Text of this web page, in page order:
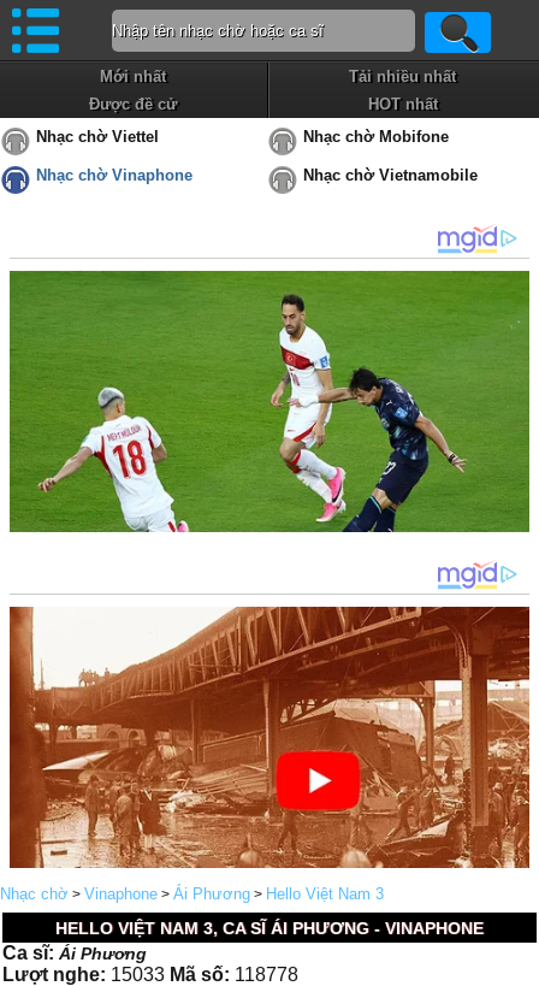
Mới nhất
Tải nhiều nhất
Được đề cử
HOT nhất
Nhạc chờ Viettel
Nhạc chờ Mobifone
Nhạc chờ Vinaphone Nhạc chờ Vietnamobile
Nhạc chờ > Vinaphone > Ái Phương > Hello Việt Nam 3
HELLO VIỆT NAM 3, CA SĨ ÁI PHƯƠNG - VINAPHONE
Ca sĩ:Ái Phương
Lượt nghe: 15033 Mã số: 118778